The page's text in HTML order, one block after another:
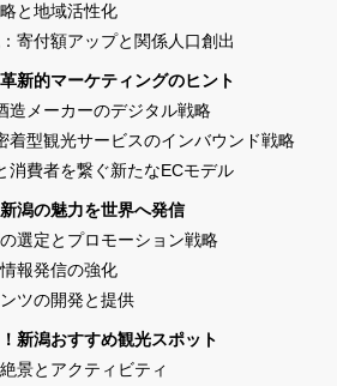
と地域活性化
寄付額アップと関係人口創出
新的マーケティングのヒント
造メーカーのデジタル戦略
着型観光サービスのインバウンド戦略
消費者を繋ぐ新たなECモデル
潟の魅力を世界へ発信
選定とプロモーション戦略
報発信の強化
ツの開発と提供
新潟おすすめ観光スポット
景とアクティビティ